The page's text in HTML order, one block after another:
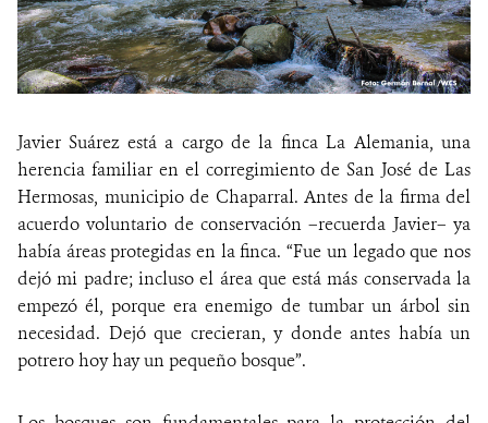
Javier Suárez está a cargo de la finca La Alemania, una
herencia familiar en el corregimiento de San José de Las
Hermosas, municipio de Chaparral. Antes de la firma del
acuerdo voluntario de conservación –recuerda Javier– ya
había áreas protegidas en la finca. “Fue un legado que nos
dejó mi padre; incluso el área que está más conservada la
empezó él, porque era enemigo de tumbar un árbol sin
necesidad. Dejó que crecieran, y donde antes había un
potrero hoy hay un pequeño bosque”.